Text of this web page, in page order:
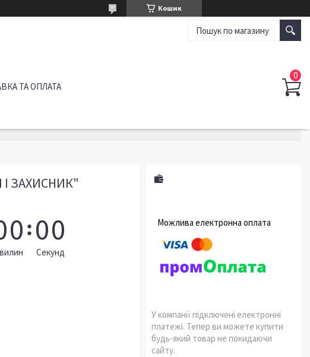
Кошик
ТА ОПЛАТА
ЗАХИСНИК"
0 00
Секунд
У компанії підключені електронні
платежі. Тепер ви можете купити
будь-який товар не покидаючи
сайту.